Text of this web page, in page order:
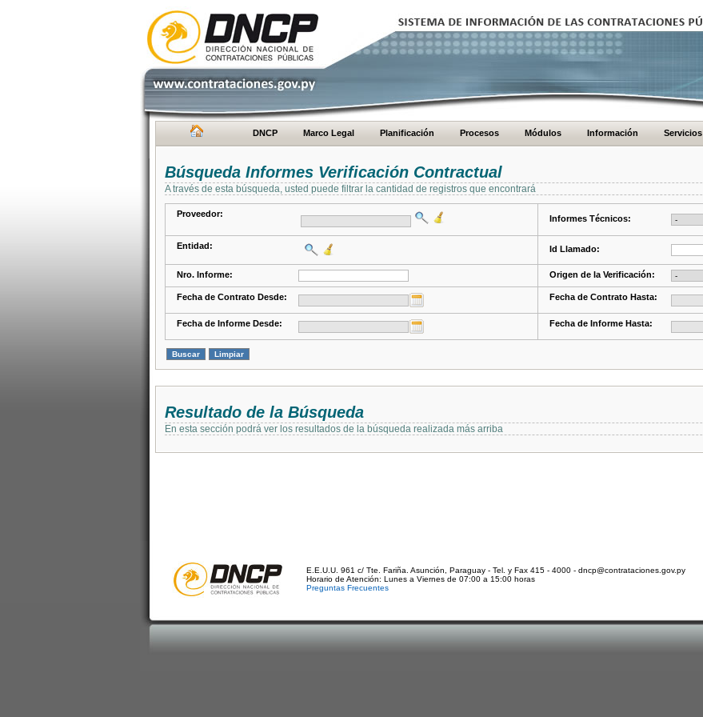
DNCP Marco Legal Planificación Procesos Módulos Información Servicios
Búsqueda Informes Verificación Contractual
A través de esta búsqueda, usted puede filtrar la cantidad de registros que encontrará
Proveedor: Informes Técnicos:
Entidad: Id Llamado:
Nro. Informe: Origen de la Verificación:
Fecha de Contrato Desde: Fecha de Contrato Hasta:
Fecha de Informe Desde: Fecha de Informe Hasta:
Resultado de la Búsqueda
En esta sección podrá ver los resultados de la búsqueda realizada más arriba
E.E.U.U. 961 c/ Tte. Fariña. Asunción, Paraguay - Tel. y Fax 415 - 4000 - dncp@contrataciones.gov.py
Horario de Atención: Lunes a Viernes de 07:00 a 15:00 horas
Preguntas Frecuentes